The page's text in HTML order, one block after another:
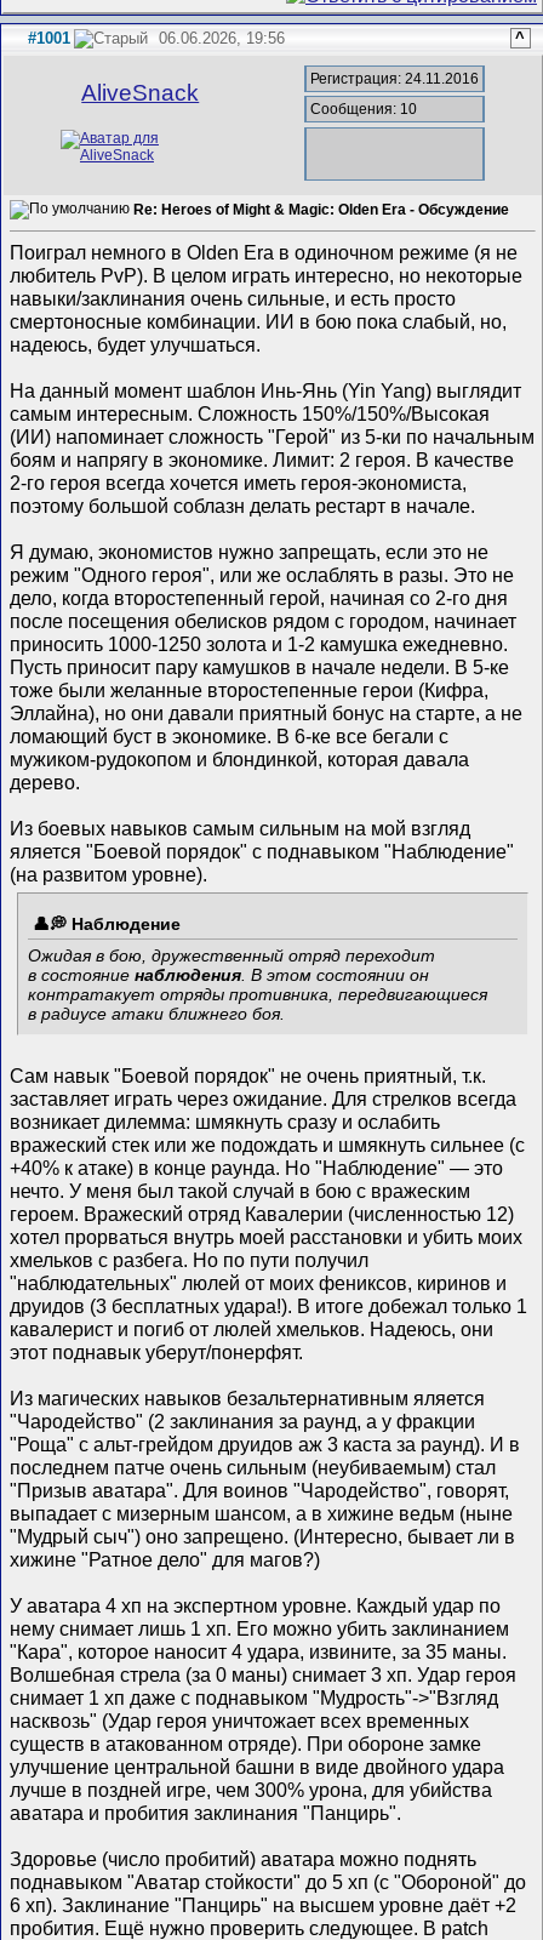
#1001 06.06.2026, 19:56 ^
AliveSnack
Регистрация: 24.11.2016
Сообщения: 10
Re: Heroes of Might & Magic: Olden Era - Обсуждение
Поиграл немного в Olden Era в одиночном режиме (я не
любитель PvP). В целом играть интересно, но некоторые
навыки/заклинания очень сильные, и есть просто
смертоносные комбинации. ИИ в бою пока слабый, но,
надеюсь, будет улучшаться.
На данный момент шаблон Инь-Янь (Yin Yang) выглядит
самым интересным. Сложность 150%/150%/Высокая
(ИИ) напоминает сложность "Герой" из 5-ки по начальным
боям и напрягу в экономике. Лимит: 2 героя. В качестве
2-го героя всегда хочется иметь героя-экономиста,
поэтому большой соблазн делать рестарт в начале.
Я думаю, экономистов нужно запрещать, если это не
режим "Одного героя", или же ослаблять в разы. Это не
дело, когда второстепенный герой, начиная со 2-го дня
после посещения обелисков рядом с городом, начинает
приносить 1000-1250 золота и 1-2 камушка ежедневно.
Пусть приносит пару камушков в начале недели. В 5-ке
тоже были желанные второстепенные герои (Кифра,
Эллайна), но они давали приятный бонус на старте, а не
ломающий буст в экономике. В 6-ке все бегали с
мужиком-рудокопом и блондинкой, которая давала
дерево.
Из боевых навыков самым сильным на мой взгляд
яляется "Боевой порядок" с поднавыком "Наблюдение"
(на развитом уровне).
Наблюдение
Ожидая в бою, дружественный отряд переходит
в состояниенаблюдения. В этом состоянии он
контратакует отряды противника, передвигающиеся
в радиусе атаки ближнего боя.
Сам навык "Боевой порядок" не очень приятный, т.к.
заставляет играть через ожидание. Для стрелков всегда
возникает дилемма: шмякнуть сразу и ослабить
вражеский стек или же подождать и шмякнуть сильнее (с
+40% к атаке) в конце раунда. Но "Наблюдение" — это
нечто. У меня был такой случай в бою с вражеским
героем. Вражеский отряд Кавалерии (численностью 12)
хотел прорваться внутрь моей расстановки и убить моих
хмельков с разбега. Но по пути получил
"наблюдательных" люлей от моих фениксов, киринов и
друидов (3 бесплатных удара!). В итоге добежал только 1
кавалерист и погиб от люлей хмельков. Надеюсь, они
этот поднавык уберут/понерфят.
Из магических навыков безальтернативным яляется
"Чародейство" (2 заклинания за раунд, а у фракции
"Роща" с альт-грейдом друидов аж 3 каста за раунд). И в
последнем патче очень сильным (неубиваемым) стал
"Призыв аватара". Для воинов "Чародейство", говорят,
выпадает с мизерным шансом, а в хижине ведьм (ныне
"Мудрый сыч") оно запрещено. (Интересно, бывает ли в
хижине "Ратное дело" для магов?)
У аватара 4 хп на экспертном уровне. Каждый удар по
нему снимает лишь 1 хп. Его можно убить заклинанием
"Кара", которое наносит 4 удара, извините, за 35 маны.
Волшебная стрела (за 0 маны) снимает 3 хп. Удар героя
снимает 1 хп даже с поднавыком "Мудрость"->"Взгляд
насквозь" (Удар героя уничтожает всех временных
существ в атакованном отряде). При обороне замке
улучшение центральной башни в виде двойного удара
лучше в поздней игре, чем 300% урона, для убийства
аватара и пробития заклинания "Панцирь".
Здоровье (число пробитий) аватара можно поднять
поднавыком "Аватар стойкости" до 5 хп (с "Обороной" до
6 хп). Заклинание "Панцирь" на высшем уровне даёт +2
пробития. Ещё нужно проверить следующее. В patch